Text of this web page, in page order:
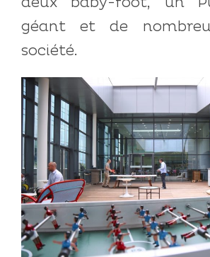
géant et de
société.